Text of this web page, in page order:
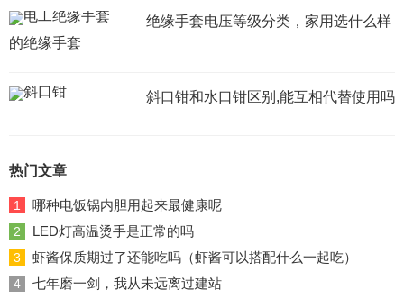
绝缘手套电压等级分类，家用选什么样
的绝缘手套
斜口钳和水口钳区别,能互相代替使用吗
热门文章
1 哪种电饭锅内胆用起来最健康呢
2 LED灯高温烫手是正常的吗
3 虾酱保质期过了还能吃吗（虾酱可以搭配什么一起吃）
4 七年磨一剑，我从未远离过建站